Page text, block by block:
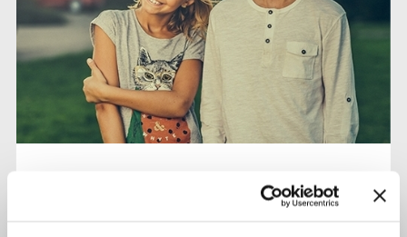
HPV vaccinatie nu ook voor